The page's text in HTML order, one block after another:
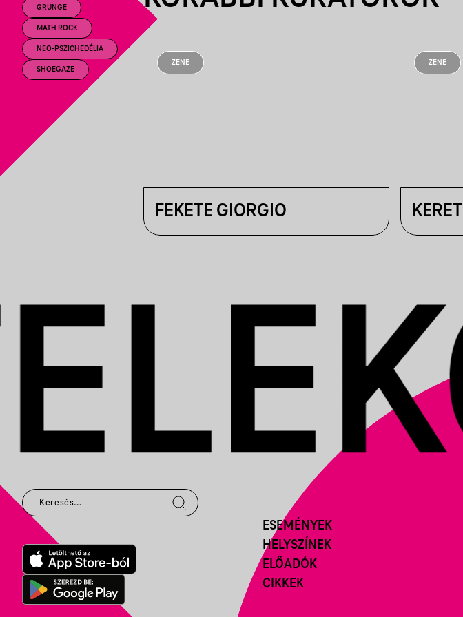
GRUNGE
MATH ROCK
NEO-PSZICHEDÉLIA
SHOEGAZE
ZENE
FEKETE GIORGIO
ZENE
KERET
ESEMÉNYEK
HELYSZÍNEK
ELŐADÓK
CIKKEK